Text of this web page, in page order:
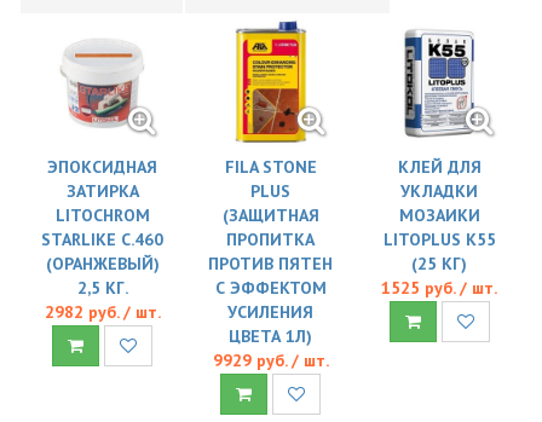
ЭПОКСИДНАЯ
ЗАТИРКА
LITOCHROM
STARLIKE C.460
(ОРАНЖЕВЫЙ)
2,5 КГ.
2982 руб. / шт.
FILA STONE
PLUS
(ЗАЩИТНАЯ
ПРОПИТКА
ПРОТИВ ПЯТЕН
С ЭФФЕКТОМ
УСИЛЕНИЯ
ЦВЕТА 1Л)
9929 руб. / шт.
КЛЕЙ ДЛЯ
УКЛАДКИ
МОЗАИКИ
LITOPLUS K55
(25 КГ)
1525 руб. / шт.